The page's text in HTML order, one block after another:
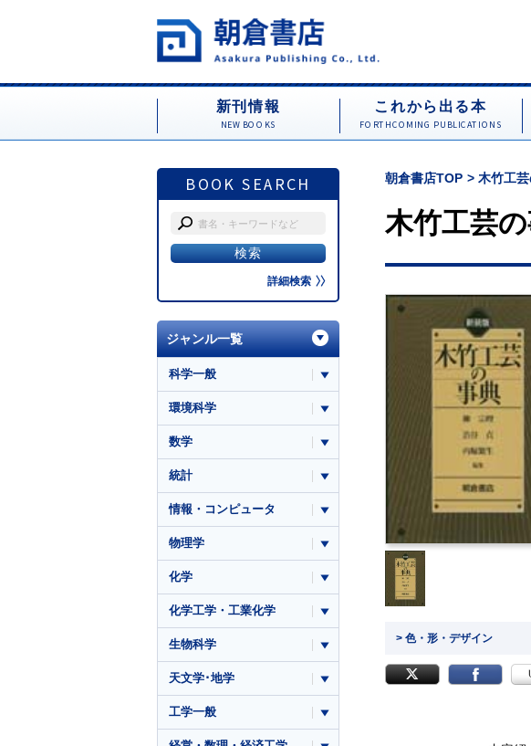
新刊情報
NEW BOOKS
これから出る本
FORTHCOMING PUBLICATIONS
BOOK SEARCH
詳細検索
朝倉書店TOP 木竹工芸
木竹工芸
> 色・形・デザイン
ジャンル一覧
科学一般
環境科学
数学
統計
情報・コンピュータ
物理学
化学
化学工学・工業化学
生物科学
天文学･地学
工学一般